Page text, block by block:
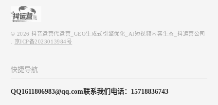
© 2026抖音运营代运营_GEO生成式引擎优化_AI短视频内容生态_抖运营公司
京ICP备2023013984号
快捷导航
QQ1611806983@qq.com联系我们电话：15718836743